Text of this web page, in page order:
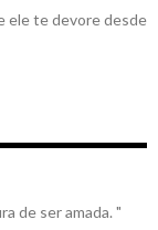
ele te devore desde
de ser amada. "